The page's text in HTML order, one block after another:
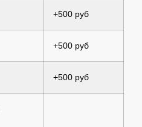
+500 руб
+500 руб
+500 руб